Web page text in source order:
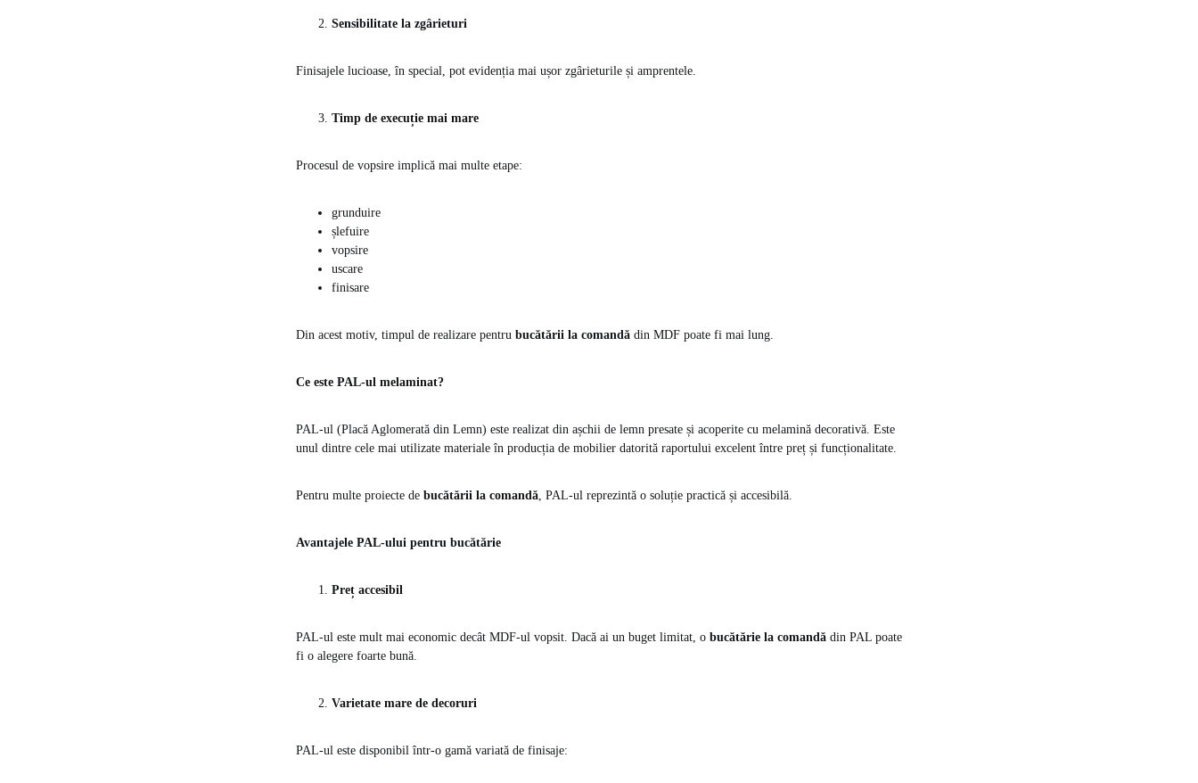
Sensibilitate la zgârieturi
Finisajele lucioase, în special, pot evidenția mai ușor zgârieturile și amprentele.
Timp de execuție mai mare
Procesul de vopsire implică mai multe etape:
grunduire
șlefuire
vopsire
uscare
finisare
Din acest motiv, timpul de realizare pentru bucătării la comandă din MDF poate fi mai lung.
Ce este PAL-ul melaminat?
PAL-ul (Placă Aglomerată din Lemn) este realizat din așchii de lemn presate și acoperite cu melamină decorativă. Este
unul dintre cele mai utilizate materiale în producția de mobilier datorită raportului excelent între preț și funcționalitate.
Pentru multe proiecte de bucătării la comandă, PAL-ul reprezintă o soluție practică și accesibilă.
Avantajele PAL-ului pentru bucătărie
Preț accesibil
PAL-ul este mult mai economic decât MDF-ul vopsit. Dacă ai un buget limitat, o bucătărie la comandă din PAL poate
fi o alegere foarte bună.
Varietate mare de decoruri
PAL-ul este disponibil într-o gamă variată de finisaje: